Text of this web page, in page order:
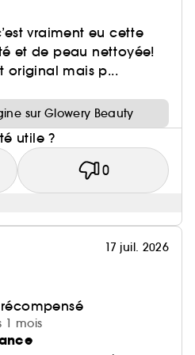
vraiment eu cette
et de peau nettoyée!
original mais p...
sur Glowery Beauty
utile ?
0
17 juil. 2026
1 mois